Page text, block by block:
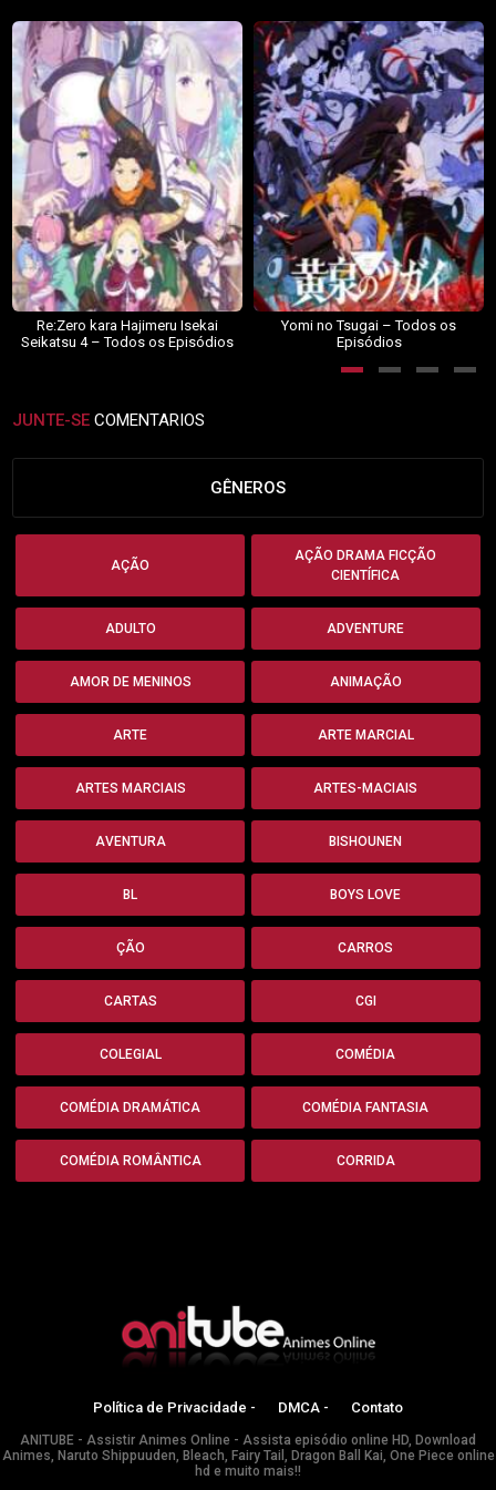
Re:Zero kara Hajimeru Isekai
Seikatsu 4 – Todos os Episódios
Yomi no Tsugai – Todos os
Episódios
JUNTE-SE COMENTARIOS
GÊNEROS
AÇÃO
AÇÃO DRAMA FICÇÃO
CIENTÍFICA
ADULTO ADVENTURE
AMOR DE MENINOS ANIMAÇÃO
ARTE ARTE MARCIAL
ARTES MARCIAIS ARTES-MACIAIS
AVENTURA BISHOUNEN
BL BOYS LOVE
ÇÃO CARROS
CARTAS CGI
COLEGIAL COMÉDIA
COMÉDIA DRAMÁTICA COMÉDIA FANTASIA
COMÉDIA ROMÂNTICA CORRIDA
Política de Privacidade - DMCA - Contato
ANITUBE - Assistir Animes Online - Assista episódio online HD, Download
Animes, Naruto Shippuuden, Bleach, Fairy Tail, Dragon Ball Kai, One Piece online
hd e muito mais!!